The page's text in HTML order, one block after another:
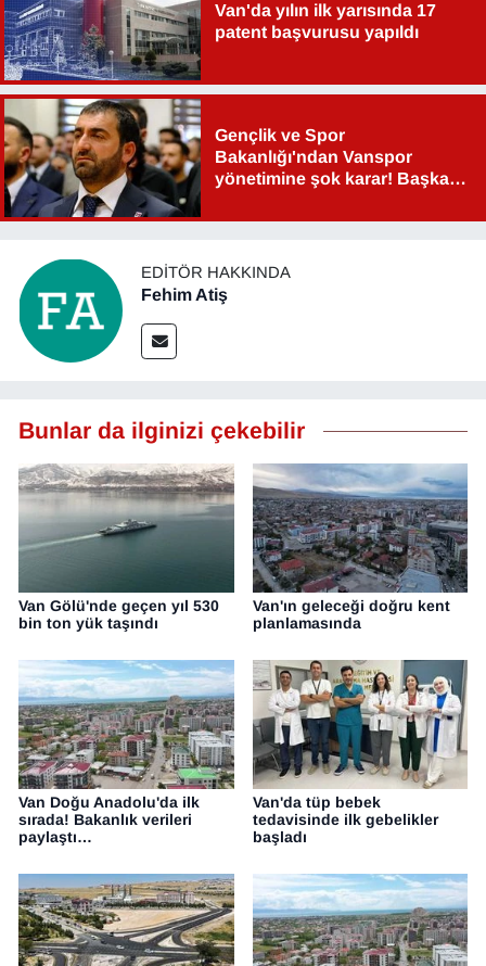
Van'da yılın ilk yarısında 17
patent başvurusu yapıldı
Gençlik ve Spor
Bakanlığı'ndan Vanspor
yönetimine şok karar! Başkan
EDITÖR HAKKINDA
Fehim Atiş
Bunlar da ilginizi çekebilir
Van Gölü'nde geçen yıl 530
bin ton yük taşındı
Van'ın geleceği doğru kent
planlamasında
Van Doğu Anadolu'da ilk
sırada! Bakanlık verileri
paylaştı…
Van'da tüp bebek
tedavisinde ilk gebelikler
başladı
YEREL